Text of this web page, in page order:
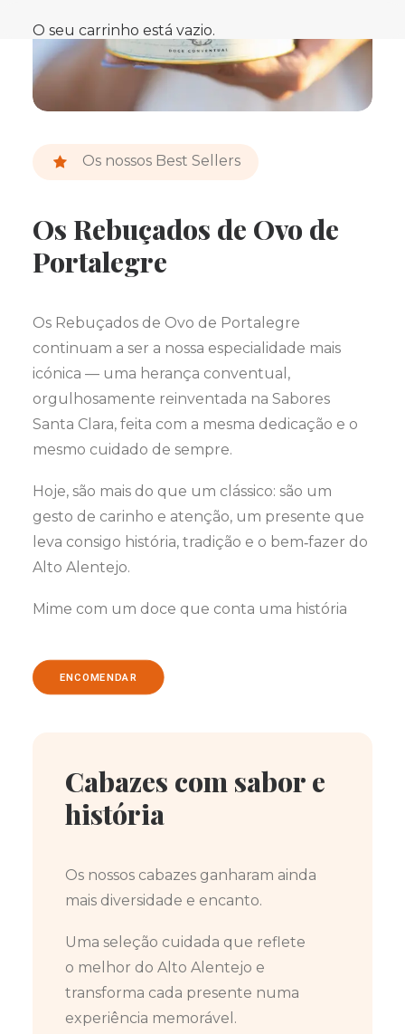
O seu carrinho está vazio.
Os nossos Best Sellers
Os Rebuçados de Ovo de
Portalegre
Os Rebuçados de Ovo de Portalegre
continuam a ser a nossa especialidade mais
icónica — uma herança conventual,
orgulhosamente reinventada na Sabores
Santa Clara, feita com a mesma dedicação e o
mesmo cuidado de sempre.
Hoje, são mais do que um clássico: são um
gesto de carinho e atenção, um presente que
leva consigo história, tradição e o bem‑fazer do
Alto Alentejo.
Mime com um doce que conta uma história
ENCOMENDAR
Cabazes com sabor e
história
Os nossos cabazes ganharam ainda
mais diversidade e encanto.
Uma seleção cuidada que reflete
o melhor do Alto Alentejo e
transforma cada presente numa
experiência memorável.